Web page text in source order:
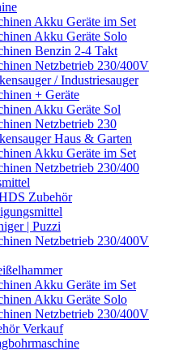
Akku Geräte im Set
Akku Geräte Solo
Benzin 2-4 Takt
Netzbetrieb 230/400V
/ Industriesauger
+ Geräte
Akku Geräte Sol
Netzbetrieb 230
Haus & Garten
Akku Geräte im Set
Netzbetrieb 230/400
Zubehör
| Puzzi
Netzbetrieb 230/400V
Akku Geräte im Set
Akku Geräte Solo
Netzbetrieb 230/400V
Verkauf